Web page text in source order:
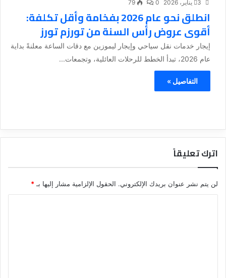
3 يناير، 2026 0
79
انطلق نحو عام 2026 بفخامة وأقل تكلفة:
أقوى عروض رأس السنة من تورزم تورز
إيجار خدمات نقل سياحي وإيجار ليموزين مع دقات الساعة معلنةً بداية
عام 2026، تبدأ الخطط للرحلات العائلية، وتجمعات...
التفاصيل »
اترك تعليقاً
لن يتم نشر عنوان بريدك الإلكتروني. الحقول الإلزامية مشار إليها بـ *